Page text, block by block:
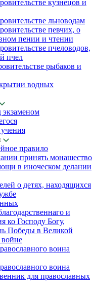
кузнецов и
льноводам
певчих, о
пении и чтении
пчеловодов,
пчел
рыбаков и
водных
правило
принять монашество
в иноческом делании
о детях, находящихся
и
ко Господу Богу,
Победы в Великой
войне
воина
воина
для православных